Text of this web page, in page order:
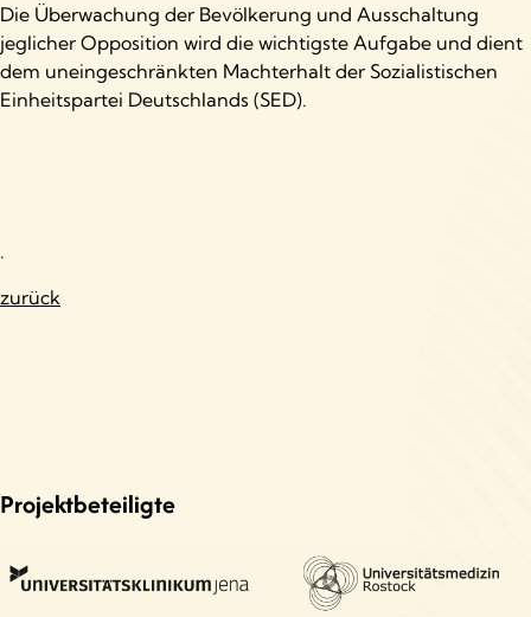
Die Überwachung der Bevölkerung und Ausschaltung
jeglicher Opposition wird die wichtigste Aufgabe und dient
dem uneingeschränkten Machterhalt der Sozialistischen
Einheitspartei Deutschlands (SED).
.
zurück
Projektbeteiligte